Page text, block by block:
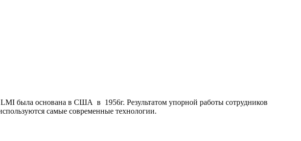
была основана в США в 1956г. Результатом упорной работы сотрудников
самые современные технологии.